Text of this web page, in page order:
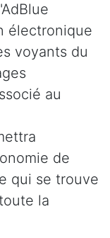
électronique
voyants du
au
de
qui se trouve
la